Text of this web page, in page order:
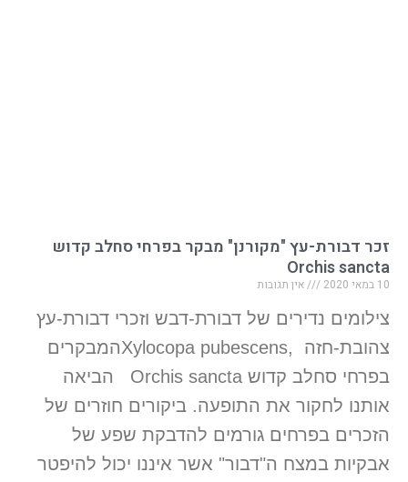
זכר דבורת-עץ "מקורנן" מבקר בפרחי סחלב קדוש
Orchis sancta
10 במאי 2020 אין תגובות
צילומים נדירים של דבורת-דבש וזכרי דבורת-עץ
צהובת-חזה ,Xylocopa pubescensהמבקרים
בפרחי סחלב קדוש Orchis sancta הביאה
אותנו לחקור את התופעה. ביקורים חוזרים של
הזכרים בפרחים גורמים להדבקת שפע של
אבקיות במצח ה"דבור" אשר איננו יכול להיפטר